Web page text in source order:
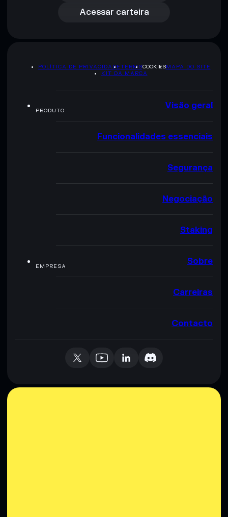
Acessar carteira
POLÍTICA DE PRIVACIDADETERMSCOOKIESMAPA DO SITE
KIT DA MARCA
PRODUTO Visão geral
Funcionalidades essenciais
Segurança
Negociação
Staking
EMPRESA Sobre
Carreiras
Contacto